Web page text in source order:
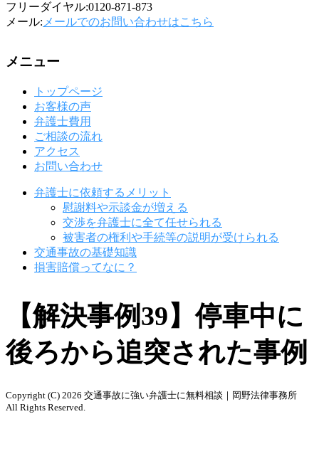
フリーダイヤル:0120-871-873
メール: メールでのお問い合わせはこちら
メニュー
トップページ
お客様の声
弁護士費用
ご相談の流れ
アクセス
お問い合わせ
弁護士に依頼するメリット
慰謝料や示談金が増える
交渉を弁護士に全て任せられる
被害者の権利や手続等の説明が受けられる
交通事故の基礎知識
損害賠償ってなに？
【解決事例39】停車中に
後ろから追突された事例
Copyright (C) 2026 交通事故に強い弁護士に無料相談｜岡野法律事務所
All Rights Reserved.